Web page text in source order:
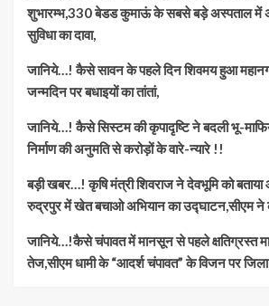
शुभारम्भ,330 बेडड कुमाऊं के सबसे बड़े अस्पताल में
सुविधा का दावा,
जानिये…! कैसे सावन के पहले दिन शिवमय हुआ
जन्मदिन पर बधाइयों का तांतां,
जानिये…! कैसे सिस्टम की कृपादृष्टि ने बदली भू-
निर्माण की अनुमति से करोड़ों के वारे-न्यारे !!
बड़ी खबर…! कृषि मंत्री शिवराज ने देवभूमि को बताया
रुद्रपुर में खेत बचाओ अभियान का उद्घाटन,सीएम ने
जानिये…!कैसे चंपावत में मानसून से पहले क्षतिग्रस्त
तेज,सीएम धामी के “आदर्श चंपावत” के विजन पर